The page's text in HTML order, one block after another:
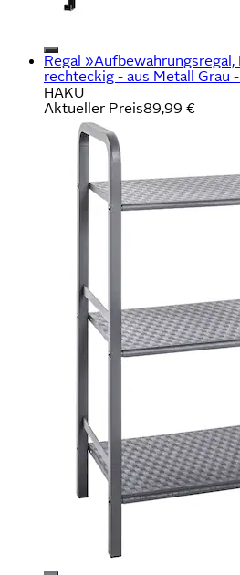
Regal
rechteckig - aus Metall Grau -
HAKU
Aktueller Preis89,99 €